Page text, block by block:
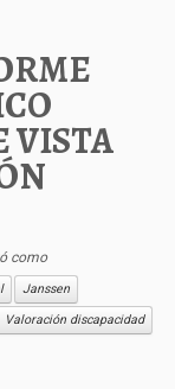
VISTA
como
Janssen
Valoración discapacidad